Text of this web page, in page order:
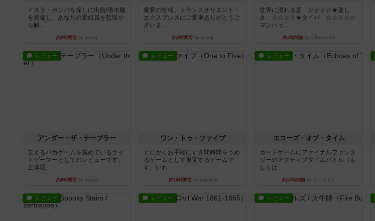
イスラ・ボンバを探しに出航!潜水艦
を装備し、あなたの乗組員を監獄か
ら解...
約2時間前 by jurong
乗客の皆様、トランスオリエント・
エクスプレスにご乗車ありがとうご
ざいま...
約3時間前 by jurong
世界に浸れる度 ☆☆☆☆★楽し
さ ☆☆☆☆★タイパ ☆☆☆☆☆
マンハッ...
約4時間前by DKnewyork
レビュー
アンダー・ザ・テーブラー
笑えるバカゲームを集めているライ
トゲーマーとしてのレビューです。
正体隠...
約8時間前by toyota
レビュー
ワン・トゥ・ファイブ
とにかくお手軽にすき間時間をうめ
るゲームとして重宝するゲームで
す。いわ...
約10時間前by nabekoh
レビュー
エコーズ・オブ・タイム
カードゲームにファイナルファンタ
ジーのアクティブタイムバトル（も
しくは...
約14時間前by ジェイとと
レビュー レビュー レビュー